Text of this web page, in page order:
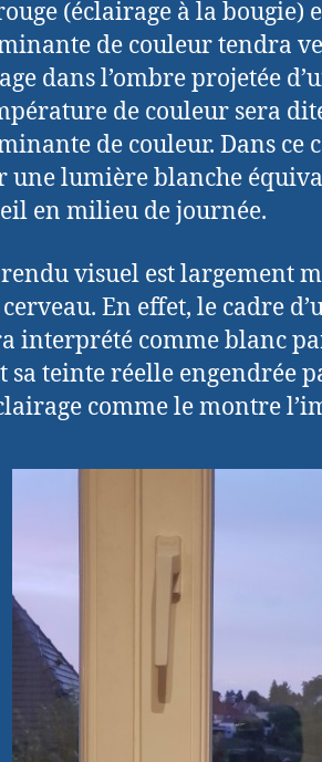
(éclairage à la bougie)
de couleur tendra
dans l’ombre projetée
de couleur sera
de couleur. Dans ce
une lumière blanche
en milieu de journée.
visuel est largement
En effet, le cadre
interprété comme blanc
sa teinte réelle engendrée
comme le montre